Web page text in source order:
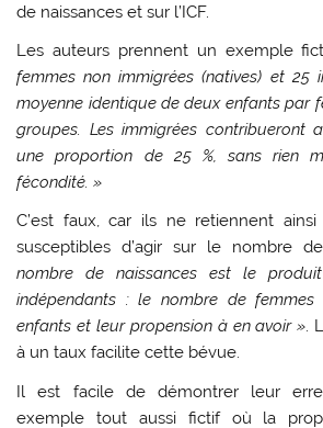
de naissances et sur l’ICF.
Les auteurs prennent un exemple
femmes non immigrées (natives) et 25
moyenne identique de deux enfants par
groupes. Les immigrées contribueront
une proportion de 25 %, sans rien
fécondité. »
C’est faux, car ils ne retiennent
susceptibles d’agir sur le nombre
nombre de naissances est le
indépendants : le nombre de femmes
enfants et leur propension à en avoir ».
à un taux facilite cette bévue.
Il est facile de démontrer leur
exemple tout aussi fictif où la